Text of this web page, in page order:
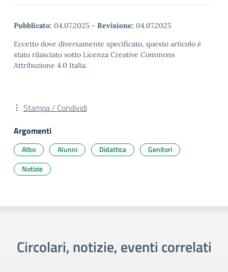
Pubblicato: 04.07.2025 - Revisione: 04.07.2025
Eccetto dove diversamente specificato, questo articolo è
stato rilasciato sotto Licenza Creative Commons
Attribuzione 4.0 Italia.
Stampa / Condividi
Argomenti
Albo Alunni Didattica
Genitori
Notizie
Circolari, notizie, eventi correlati